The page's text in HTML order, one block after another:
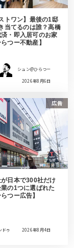
トワン】最後の1邸
当てるのは誰？高橋
・即入居可のお家
つー不動産】
シュン@ひらつー
2026年8月6日
広告
日本で300社だけ
の1つに選ばれた
つー広告】
ドゥ 2026年8月4日